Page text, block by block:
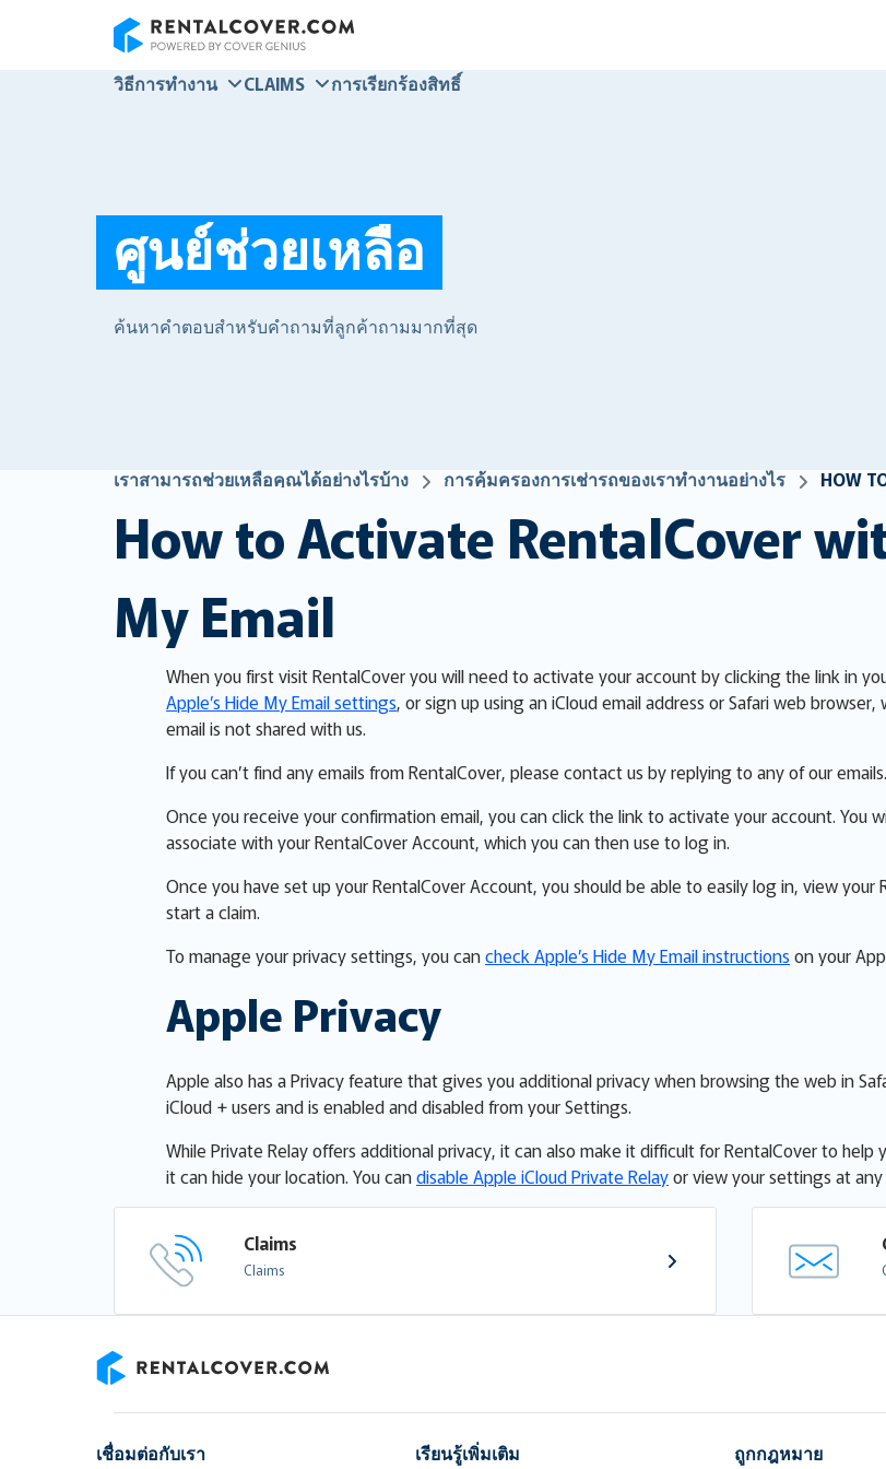
วิธีการทำงาน
CLAIMS การเรียกร้องสิทธิ์
ศูนย์ช่วยเหลือ
ค้นหาคำตอบสำหรับคำถามที่ลูกค้าถามมากที่สุด
เราสามารถช่วยเหลือคุณได้อย่างไรบ้าง การคุ้มครองการเช่ารถของเราทำงานอย่างไร
How to Activate RentalCover
My Email
When you first visit RentalCover you will need to activate your account by clicking the link in
Apple’s Hide My Email settings, or sign up using an iCloud email address or Safari web
email is not shared with us.
If you can’t find any emails from RentalCover, please contact us by replying to any of our emails.
Once you receive your confirmation email, you can click the link to activate your account. You
associate with your RentalCover Account, which you can then use to log in.
Once you have set up your RentalCover Account, you should be able to easily log in, view
start a claim.
To manage your privacy settings, you cancheck Apple’s Hide My Email instructionson your
Apple Privacy
Apple also has a Privacy feature that gives you additional privacy when browsing the web in
iCloud + users and is enabled and disabled from your Settings.
While Private Relay offers additional privacy, it can also make it difficult for RentalCover to
it can hide your location. You candisable Apple iCloud Private Relayor view your settings at
Claims
Claims
เชื่อมต่อกับเรา เรียนรู้เพิ่มเติม ถูกกฎหมาย